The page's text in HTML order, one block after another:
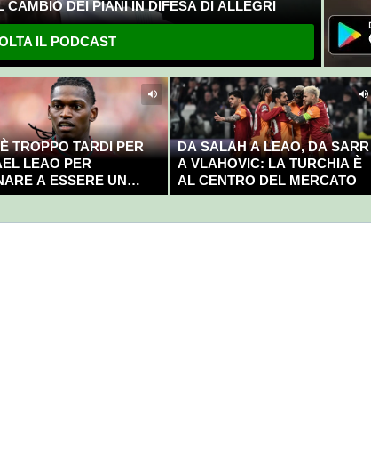
CAMBIO DEI PIANI IN DIFESA DI ALLEGRI
IL PODCAST
TROPPO TARDI PER
LEAO PER
A ESSERE UN
DA SALAH A LEAO, DA SARR
A VLAHOVIC: LA TURCHIA È
AL CENTRO DEL MERCATO